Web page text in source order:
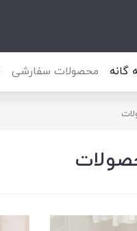
گانه محصولات سفارشی